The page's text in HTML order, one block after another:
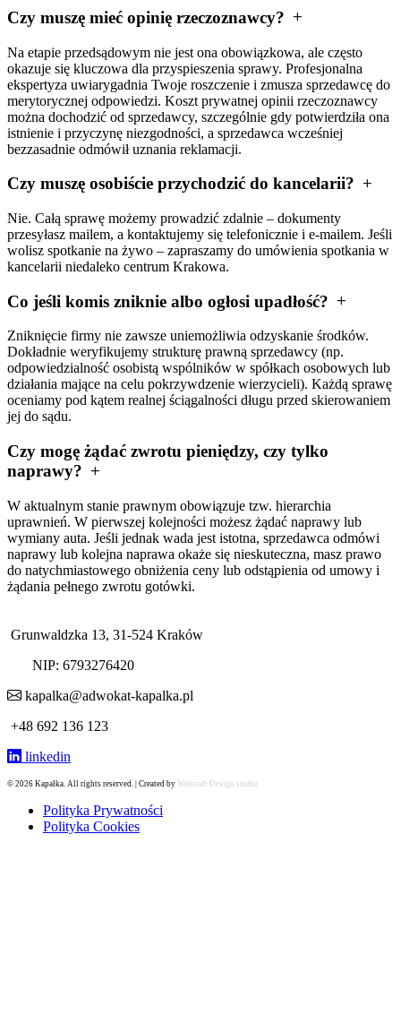
Czy muszę mieć opinię rzeczoznawcy?
Na etapie przedsądowym nie jest ona obowiązkowa, ale często
okazuje się kluczowa dla przyspieszenia sprawy. Profesjonalna
ekspertyza uwiarygadnia Twoje roszczenie i zmusza sprzedawcę do
merytorycznej odpowiedzi. Koszt prywatnej opinii rzeczoznawcy
można dochodzić od sprzedawcy, szczególnie gdy potwierdziła ona
istnienie i przyczynę niezgodności, a sprzedawca wcześniej
bezzasadnie odmówił uznania reklamacji.
Czy muszę osobiście przychodzić do kancelarii?
Nie. Całą sprawę możemy prowadzić zdalnie – dokumenty
przesyłasz mailem, a kontaktujemy się telefonicznie i e-mailem. Jeśli
wolisz spotkanie na żywo – zapraszamy do umówienia spotkania w
kancelarii niedaleko centrum Krakowa.
Co jeśli komis zniknie albo ogłosi upadłość?
Zniknięcie firmy nie zawsze uniemożliwia odzyskanie środków.
Dokładnie weryfikujemy strukturę prawną sprzedawcy (np.
odpowiedzialność osobistą wspólników w spółkach osobowych lub
działania mające na celu pokrzywdzenie wierzycieli). Każdą sprawę
oceniamy pod kątem realnej ściągalności długu przed skierowaniem
jej do sądu.
Czy mogę żądać zwrotu pieniędzy, czy tylko
naprawy?
W aktualnym stanie prawnym obowiązuje tzw. hierarchia
uprawnień. W pierwszej kolejności możesz żądać naprawy lub
wymiany auta. Jeśli jednak wada jest istotna, sprzedawca odmówi
naprawy lub kolejna naprawa okaże się nieskuteczna, masz prawo
do natychmiastowego obniżenia ceny lub odstąpienia od umowy i
żądania pełnego zwrotu gotówki.
Grunwaldzka 13, 31-524 Kraków
NIP: 6793276420
kapalka@adwokat-kapalka.pl
+48 692 136 123
linkedin
© 2026 Kapałka. All rights reserved. | Created by Webcraft Design studio
Polityka Prywatności
Polityka Cookies